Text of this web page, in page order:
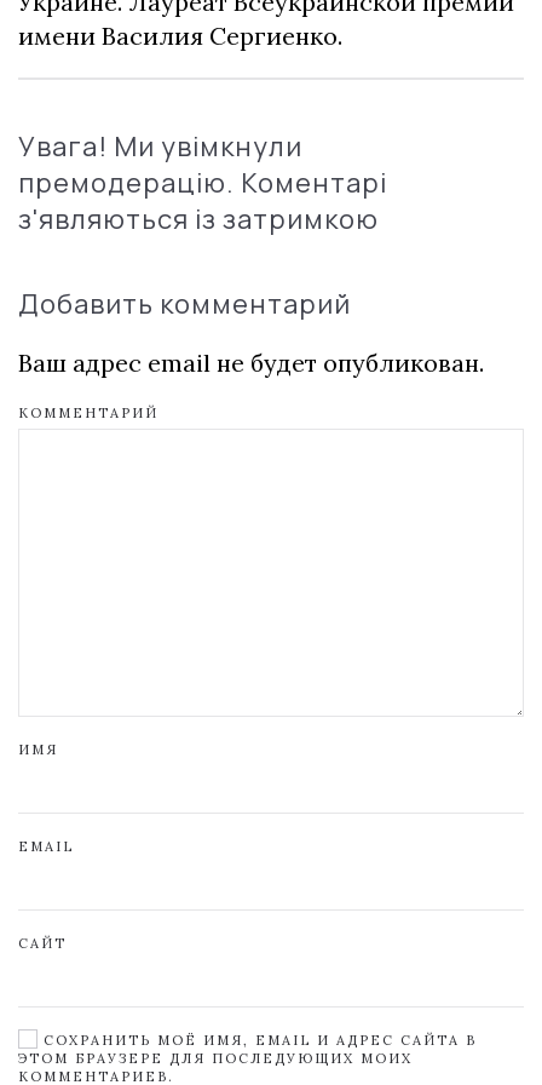
имени Василия Сергиенко.
Увага! Ми увімкнули
премодерацію. Коментарі
з'являються із затримкою
Добавить комментарий
Ваш адрес email не будет опубликован.
КОММЕНТАРИЙ
ИМЯ
EMAIL
САЙТ
СОХРАНИТЬ МОЁ ИМЯ, EMAIL И АДРЕС САЙТА В
ЭТОМ БРАУЗЕРЕ ДЛЯ ПОСЛЕДУЮЩИХ МОИХ
КОММЕНТАРИЕВ.